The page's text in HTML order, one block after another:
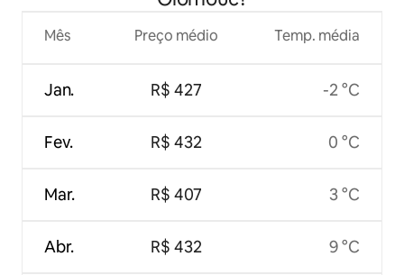
Mês
Jan.
Fev.
Mar.
Abr.
Preço médio
R$ 427
R$ 432
R$ 407
R$ 432
Temp. média
-2 °C
0 °C
3 °C
9 °C